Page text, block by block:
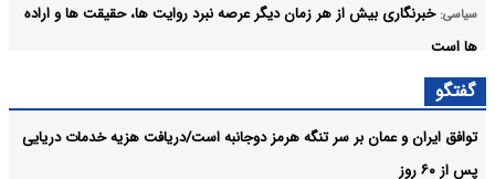
سیاسی: خبرنگاری بیش از هر زمان دیگر عرصه نبرد روایت ها، حقیقت ها و اراده
ها است
سیاسی:
عملکرد باشد
گفتگو
توافق ایران و عمان بر سر تنگه هرمز دوجانبه است/دریافت هزیه خدمات دریایی
پس از ۶۰ روز